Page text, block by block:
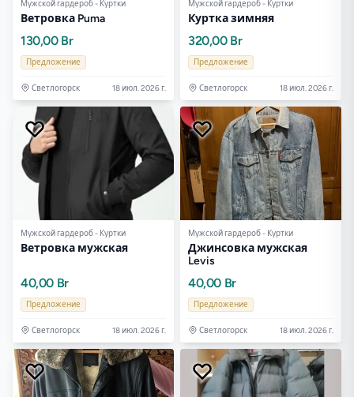
Мужской гардероб - Куртки
Ветровка Puma
130,00 Br
Предложение
Светлогорск 18 июл. 2026 г.
Мужской гардероб - Куртки
Куртка зимняя
320,00 Br
Предложение
Светлогорск 18 июл. 2026 г.
Мужской гардероб - Куртки
Ветровка мужская
40,00 Br
Предложение
Светлогорск 18 июл. 2026 г.
Мужской гардероб - Куртки
Джинсовка мужская
Levis
40,00 Br
Предложение
Светлогорск 18 июл. 2026 г.